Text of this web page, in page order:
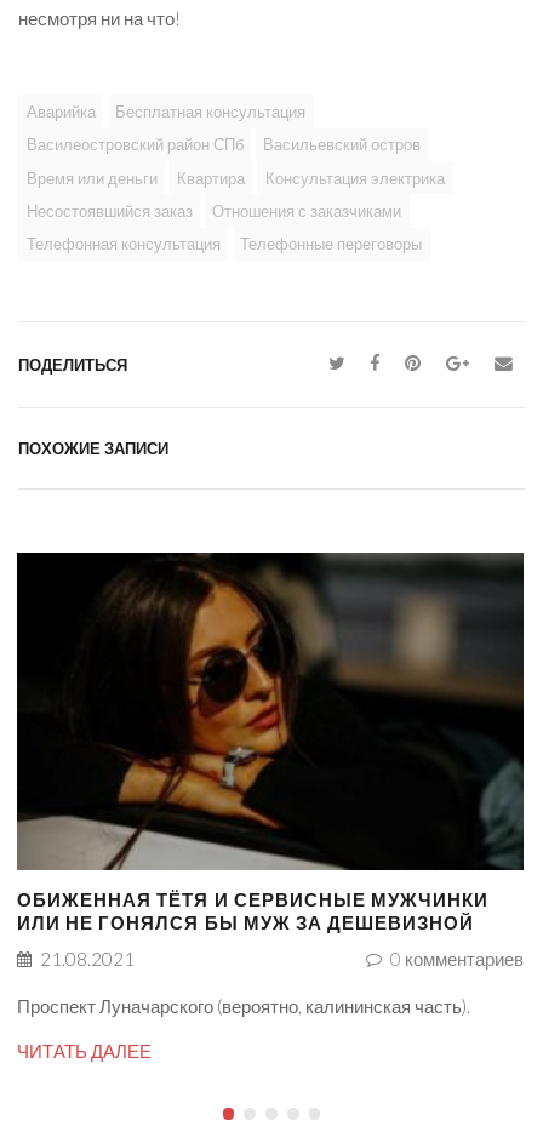
несмотря ни на что!
Аварийка
Бесплатная консультация
Василеостровский район СПб
Васильевский остров
Время или деньги
Квартира
Консультация электрика
Несостоявшийся заказ
Отношения с заказчиками
Телефонная консультация
Телефонные переговоры
ПОДЕЛИТЬСЯ
ПОХОЖИЕ ЗАПИСИ
ОБИЖЕННАЯ ТЁТЯ И СЕРВИСНЫЕ МУЖЧИНКИ
ИЛИ НЕ ГОНЯЛСЯ БЫ МУЖ ЗА ДЕШЕВИЗНОЙ
21.08.2021
0 комментариев
Проспект Луначарского (вероятно, калининская часть).
ЧИТАТЬ ДАЛЕЕ